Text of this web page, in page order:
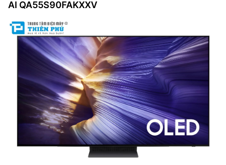
AI QA55S90FAKXXV